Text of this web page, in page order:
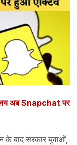
अब Snapchat पर
के बाद सरकार युवाओं,